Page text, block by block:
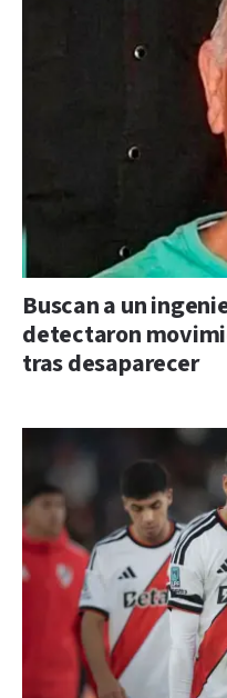
Buscan a un
detectaron
tras desaparecer